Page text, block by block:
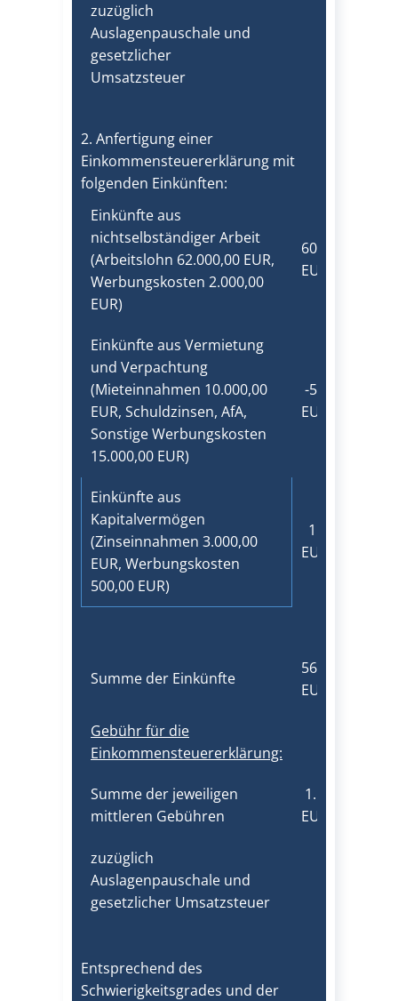
zuzüglich
Auslagenpauschale und
gesetzlicher
Umsatzsteuer
2. Anfertigung einer
Einkommensteuererklärung mit
folgenden Einkünften:
Einkünfte aus
nichtselbständiger Arbeit
(Arbeitslohn 62.000,00 EUR,
Werbungskosten 2.000,00
EUR)
60.000,00
EUR
Einkünfte aus Vermietung
und Verpachtung
(Mieteinnahmen 10.000,00
EUR, Schuldzinsen, AfA,
Sonstige Werbungskosten
15.000,00 EUR)
​-5.000,00
EUR
Einkünfte aus
Kapitalvermögen
(Zinseinnahmen 3.000,00
EUR, Werbungskosten
500,00 EUR)
1.750,00
EUR
Summe der Einkünfte
56.750,00
EUR
Gebühr für die
Einkommensteuererklärung:
Summe der jeweiligen
mittleren Gebühren
​1.137,00
EUR
zuzüglich
Auslagenpauschale und
gesetzlicher Umsatzsteuer
Entsprechend des
Schwierigkeitsgrades und der